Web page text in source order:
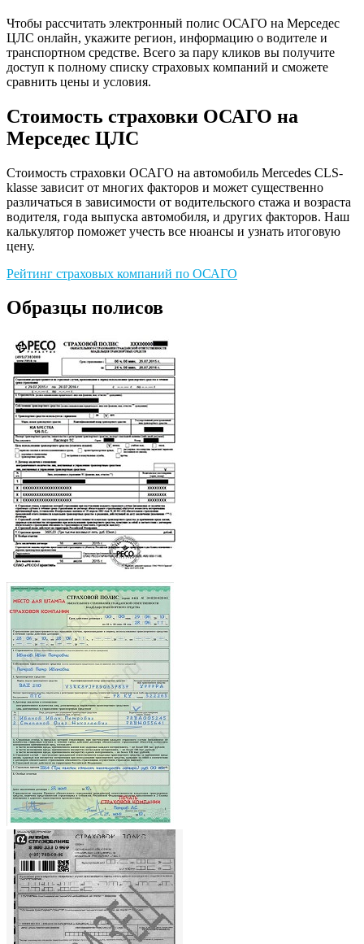
Чтобы рассчитать электронный полис ОСАГО на Мерседес
ЦЛС онлайн, укажите регион, информацию о водителе и
транспортном средстве. Всего за пару кликов вы получите
доступ к полному списку страховых компаний и сможете
сравнить цены и условия.
Стоимость страховки ОСАГО на
Мерседес ЦЛС
Стоимость страховки ОСАГО на автомобиль Mercedes CLS-
klasse зависит от многих факторов и может существенно
различаться в зависимости от водительского стажа и возраста
водителя, года выпуска автомобиля, и других факторов. Наш
калькулятор поможет учесть все нюансы и узнать итоговую
цену.
Рейтинг страховых компаний по ОСАГО
Образцы полисов